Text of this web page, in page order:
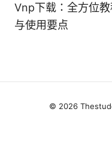
Vnp下载：全方位
与使用要点
© 2026